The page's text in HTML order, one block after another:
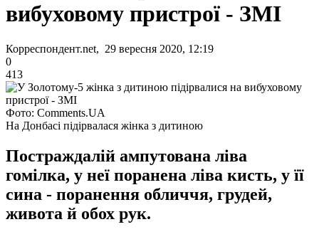
вибуховому пристрої - ЗМІ
Корреспондент.net, 29 вересня 2020, 12:19
0
413
Фото: Сomments.UA
На Донбасі підірвалася жінка з дитиною
Постраждалій ампутована ліва
гомілка, у неї поранена ліва кисть, у її
сина - поранення обличчя, грудей,
живота й обох рук.